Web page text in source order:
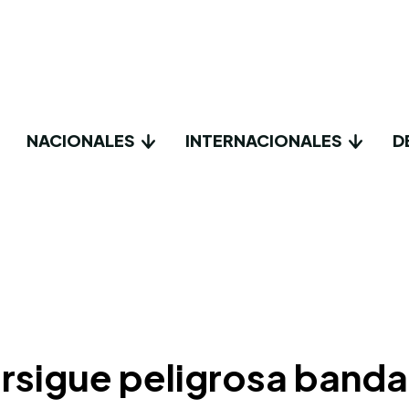
NACIONALES INTERNACIONALES
peligrosa